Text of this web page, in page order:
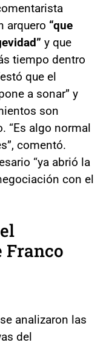
arquero “que
y que
tiempo dentro
que el
a sonar” y
son
“Es algo normal
comentó.
“ya abrió la
con el
Franco
analizaron las
del